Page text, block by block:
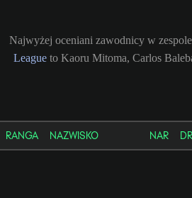
Najwyżej oceniani zawodnicy w
League to Kaoru Mitoma, Carlos
RANGA NAZWISKO NAR